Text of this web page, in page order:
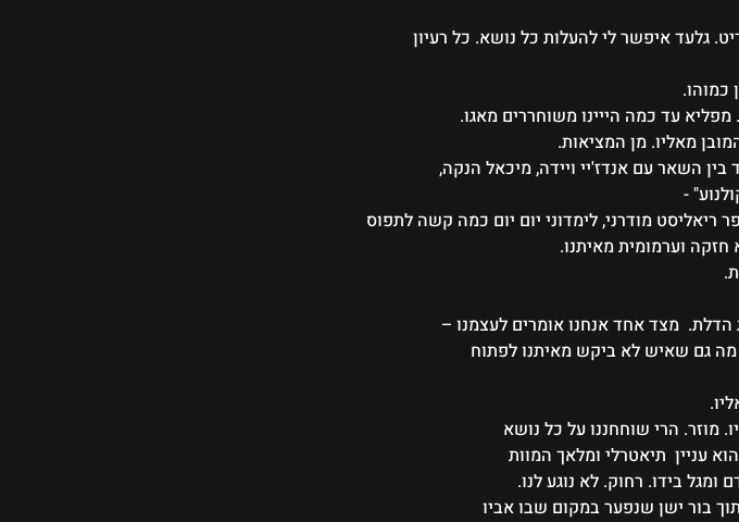
גלעד איפשר לי להעלות כל נושא. כל רעיון
כמוהו.
עד כמה הייינו משוחררים מאגו.
מאליו. מן המציאות.
השאר עם אנדז'יי ויידה, מיכאל הנקה,
-
מודרני, לימדוני יום יום כמה קשה לתפוס
וערמומית מאיתנו.
מצד אחד אנחנו אומרים לעצמנו –
גם שאיש לא ביקש מאיתנו לפתוח
מוזר. הרי שוחחננו על כל נושא
עניין  תיאטרלי ומלאך המוות
בידו. רחוק. לא נוגע לנו.
בור ישן שנפער במקום שבו אביו